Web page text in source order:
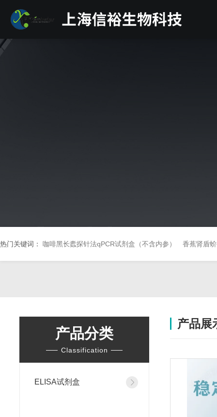
热门关键词： 咖啡黑长蠹探针法qPCR试剂盒（不含内参） 香蕉肾盾
产品分类
Classification
ELISA试剂盒
产品展